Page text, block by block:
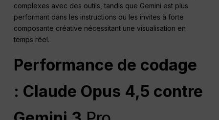
complexes avec des outils, tandis que Gemini est plus
performant dans les instructions ou les invites à forte
composante créative nécessitant une visualisation en
temps réel.
Performance de codage
: Claude Opus 4,5 contre